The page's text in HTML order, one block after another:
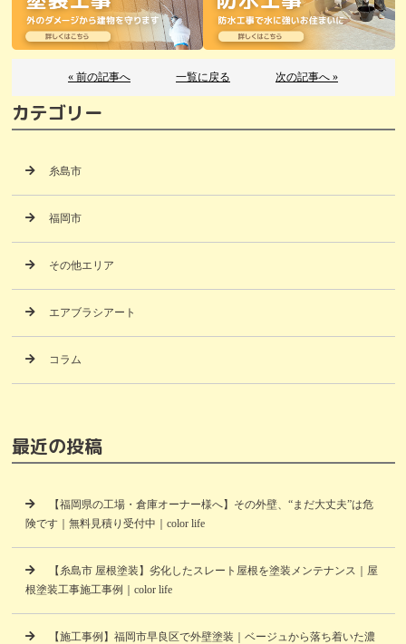
« 前の記事へ 一覧に戻る 次の記事へ »
カテゴリー
糸島市
福岡市
その他エリア
エアブラシアート
コラム
最近の投稿
【福岡県の工場・倉庫オーナー様へ】その外壁、“まだ大丈夫”は危
険です｜無料見積り受付中｜color life
【糸島市 屋根塗装】劣化したスレート屋根を塗装メンテナンス｜屋
根塗装工事施工事例｜color life
【施工事例】福岡市早良区で外壁塗装｜ベージュから落ち着いた濃